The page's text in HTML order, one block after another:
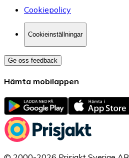
Cookiepolicy
Cookieinställningar
Ge oss feedback
Hämta mobilappen